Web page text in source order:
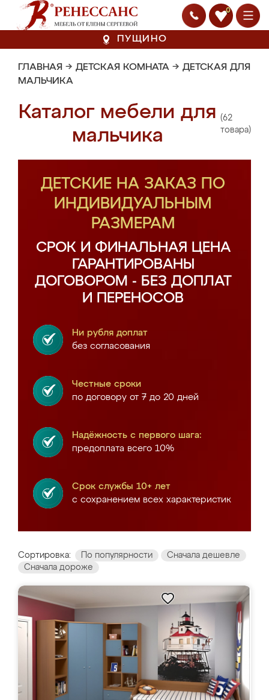
0
ПУЩИНО
ГЛАВНАЯ → ДЕТСКАЯ КОМНАТА → ДЕТСКАЯ ДЛЯ
МАЛЬЧИКА
Каталог мебели для
мальчика
(62
товара)
ДЕТСКИЕ НА ЗАКАЗ ПО
ИНДИВИДУАЛЬНЫМ
РАЗМЕРАМ
СРОК И ФИНАЛЬНАЯ ЦЕНА
ГАРАНТИРОВАНЫ
ДОГОВОРОМ - БЕЗ ДОПЛАТ
И ПЕРЕНОСОВ
Ни рубля доплат
без согласования
Честные сроки
по договору от 7 до 20 дней
Надёжность с первого шага:
предоплата всего 10%
Срок службы 10+ лет
с сохранением всех характеристик
Сортировка: По популярности
Сначала дешевле
Сначала дороже